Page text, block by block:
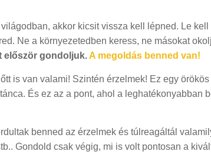
akkor kicsit vissza kell lépned. Le kell
Ne a környezetedben keress, ne másokat
először gondoljuk. A megoldás benned van!
is van valami! Szintén érzelmek! Ez egy örökös
És ez az a pont, ahol a leghatékonyabban
benned az érzelmek és túlreagáltál
Gondold csak végig, mi is volt pontosan a